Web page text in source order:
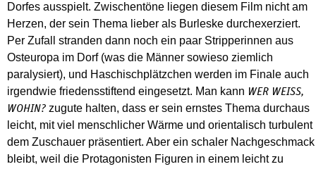
Dorfes ausspielt. Zwischentöne liegen diesem Film nicht am
Herzen, der sein Thema lieber als Burleske durchexerziert.
Per Zufall stranden dann noch ein paar Stripperinnen aus
Osteuropa im Dorf (was die Männer sowieso ziemlich
paralysiert), und Haschischplätzchen werden im Finale auch
irgendwie friedensstiftend eingesetzt. Man kann WER WEISS,
WOHIN? zugute halten, dass er sein ernstes Thema durchaus
leicht, mit viel menschlicher Wärme und orientalisch turbulent
dem Zuschauer präsentiert. Aber ein schaler Nachgeschmack
bleibt, weil die Protagonisten Figuren in einem leicht zu